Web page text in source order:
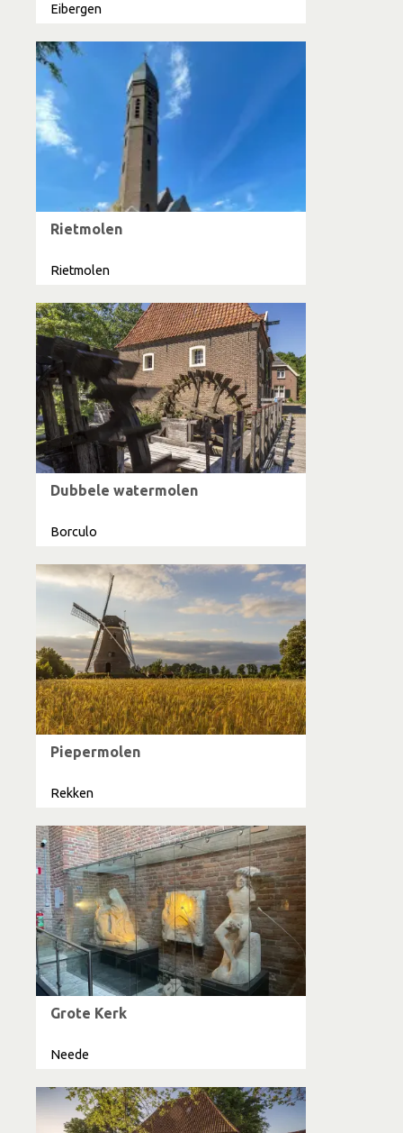
Eibergen
Rietmolen
Rietmolen
Dubbele watermolen
Borculo
Piepermolen
Rekken
Grote Kerk
Neede